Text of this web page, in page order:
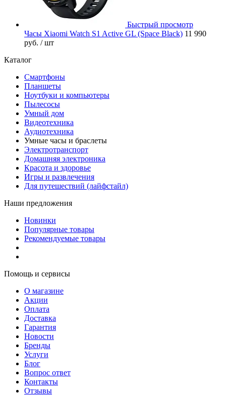
Быстрый просмотр
Часы Xiaomi Watch S1 Active GL (Space Black) 11 990
руб. / шт
Каталог
Смартфоны
Планшеты
Ноутбуки и компьютеры
Пылесосы
Умный дом
Видеотехника
Аудиотехника
Умные часы и браслеты
Электротранспорт
Домашняя электроника
Красота и здоровье
Игры и развлечения
Для путешествий (лайфстайл)
Наши предложения
Новинки
Популярные товары
Рекомендуемые товары
Помощь и сервисы
О магазине
Акции
Оплата
Доставка
Гарантия
Новости
Бренды
Услуги
Блог
Вопрос ответ
Контакты
Отзывы